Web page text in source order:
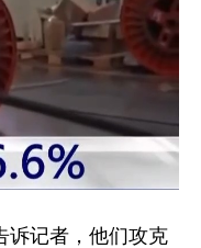
诉记者，他们攻克